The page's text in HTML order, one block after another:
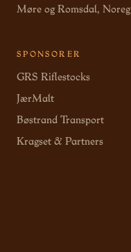
Møre og Romsdal, Noreg
SPONSORER
GRS Riflestocks
JærMalt
Bøstrand Transport
Kragset & Partners